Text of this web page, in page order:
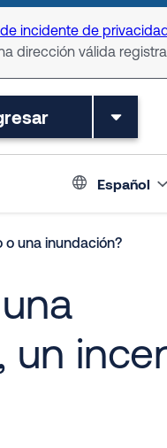
incidente de privacidad
dirección válida
Español
una inundación?
un